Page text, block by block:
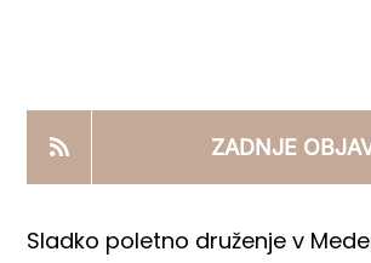
PRODAJNI IZDELKI
AKTUALNO
ZADNJE
Sladko poletno druženje v